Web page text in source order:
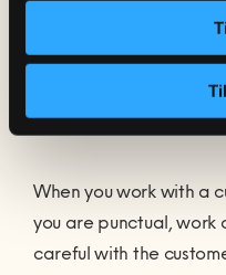
Two PAX wardrobes
As a Fixer,
face
When you work with a
you are punctual,
careful with the